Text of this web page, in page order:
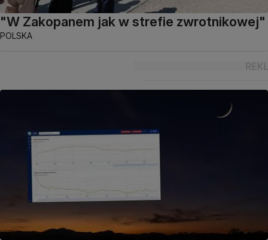
"W Zakopanem jak w strefie zwrotnikowej"
POLSKA